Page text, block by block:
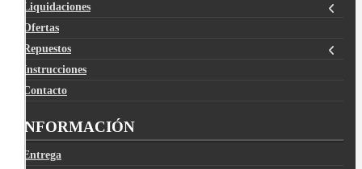
Liquidaciones
Ofertas
Repuestos
Instrucciones
Contacto
INFORMACIÓN
Entrega